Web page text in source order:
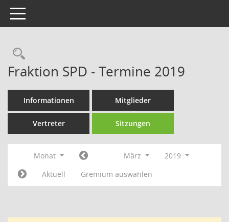
Toggle navigation
Rechercheauswahl
Fraktion SPD - Termine 2019
Informationen Mitglieder
Vertreter Sitzungen
Monat März
2019
Aktuell
Gremium auswählen